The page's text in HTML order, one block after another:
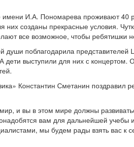
И.А. Пономарева проживают 40
них созданы прекрасные условия.
все возможное, чтобы ребятишки
души поблагодарила представителей
выступили для них с концертом.
Константин Сметанин поздравил
и вы в этом мире должны
вам для дальнейшей
мы будем рады взять вас к